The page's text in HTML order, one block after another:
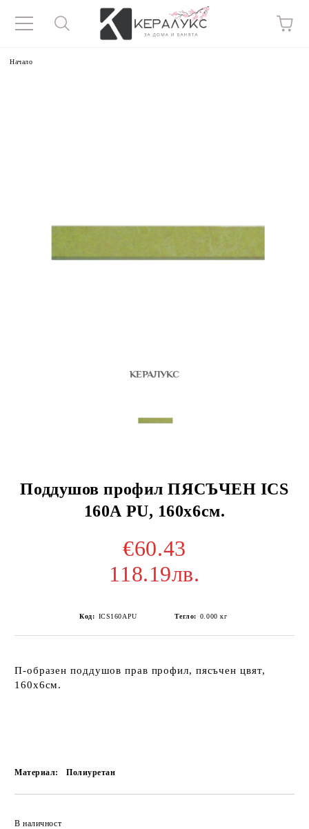
Начало
Поддушов профил ПЯСЪЧЕН ICS
160A PU, 160x6см.
€60.43
118.19лв.
Код: ICS160APU Тегло: 0.000 кг
П-образен поддушов прав профил, пясъчен цвят,
160х6см.
Материал: Полиуретан
В наличност